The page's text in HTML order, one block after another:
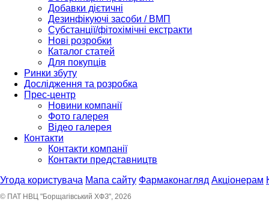
Добавки дієтичні
Дезинфікуючі засоби / ВМП
Субстанції/фітохімічні екстракти
Нові розробки
Каталог статей
Для покупців
Ринки збуту
Дослідження та розробка
Прес-центр
Новини компанії
Фото галерея
Відео галерея
Контакти
Контакти компанії
Контакти представництв
Угода користувача Мапа сайту Фармаконагляд Акціонерам
© ПАТ НВЦ "Борщагівський ХФЗ", 2026